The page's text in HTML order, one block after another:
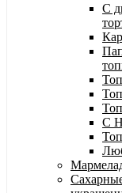
С
С